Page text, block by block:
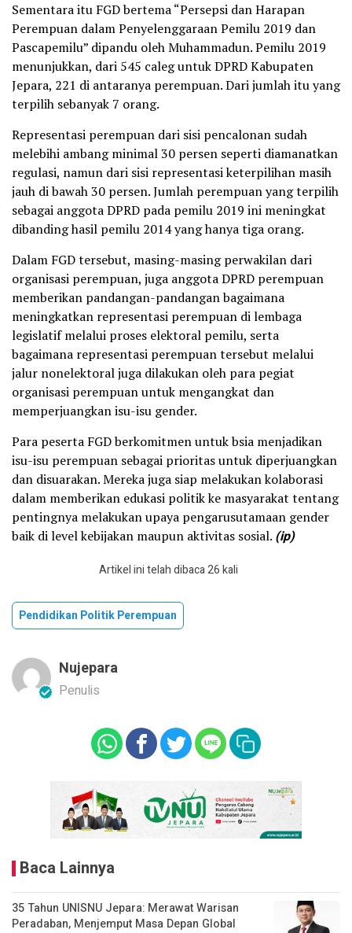
Sementara itu FGD bertema “Persepsi dan Harapan
Perempuan dalam Penyelenggaraan Pemilu 2019 dan
Pascapemilu” dipandu oleh Muhammadun. Pemilu 2019
menunjukkan, dari 545 caleg untuk DPRD Kabupaten
Jepara, 221 di antaranya perempuan. Dari jumlah itu yang
terpilih sebanyak 7 orang.
Representasi perempuan dari sisi pencalonan sudah
melebihi ambang minimal 30 persen seperti diamanatkan
regulasi, namun dari sisi representasi keterpilihan masih
jauh di bawah 30 persen. Jumlah perempuan yang terpilih
sebagai anggota DPRD pada pemilu 2019 ini meningkat
dibanding hasil pemilu 2014 yang hanya tiga orang.
Dalam FGD tersebut, masing-masing perwakilan dari
organisasi perempuan, juga anggota DPRD perempuan
memberikan pandangan-pandangan bagaimana
meningkatkan representasi perempuan di lembaga
legislatif melalui proses elektoral pemilu, serta
bagaimana representasi perempuan tersebut melalui
jalur nonelektoral juga dilakukan oleh para pegiat
organisasi perempuan untuk mengangkat dan
memperjuangkan isu-isu gender.
Para peserta FGD berkomitmen untuk bsia menjadikan
isu-isu perempuan sebagai prioritas untuk diperjuangkan
dan disuarakan. Mereka juga siap melakukan kolaborasi
dalam memberikan edukasi politik ke masyarakat tentang
pentingnya melakukan upaya pengarusutamaan gender
baik di level kebijakan maupun aktivitas sosial. (ip)
Artikel ini telah dibaca 26 kali
Pendidikan Politik Perempuan
Nujepara
Penulis
Baca Lainnya
35 Tahun UNISNU Jepara: Merawat Warisan
Peradaban, Menjemput Masa Depan Global